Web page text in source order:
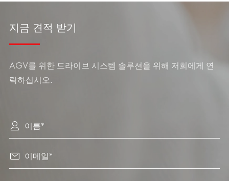
지금 견적 받기
AGV를 위한 드라이브 시스템 솔루션을 위해 저희에게 연
락하십시오.

